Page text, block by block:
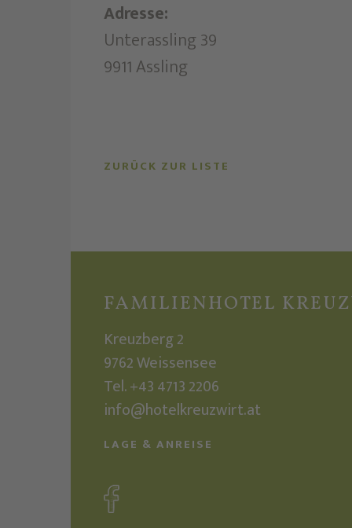
Adresse:
Unterassling 39
9911 Assling
ZURÜCK ZUR LISTE
FAMILIENHOTEL
Kreuzberg 2
9762Weissensee
Tel.+43 4713 2206
info@hotelkreuzwirt.at
LAGE & ANREISE